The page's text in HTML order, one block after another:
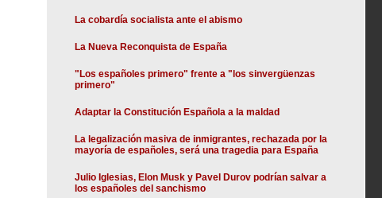
La cobardía socialista ante el abismo
La Nueva Reconquista de España
"Los españoles primero" frente a "los sinvergüenzas
primero"
Adaptar la Constitución Española a la maldad
La legalización masiva de inmigrantes, rechazada por la
mayoría de españoles, será una tragedia para España
Julio Iglesias, Elon Musk y Pavel Durov podrían salvar a
los españoles del sanchismo